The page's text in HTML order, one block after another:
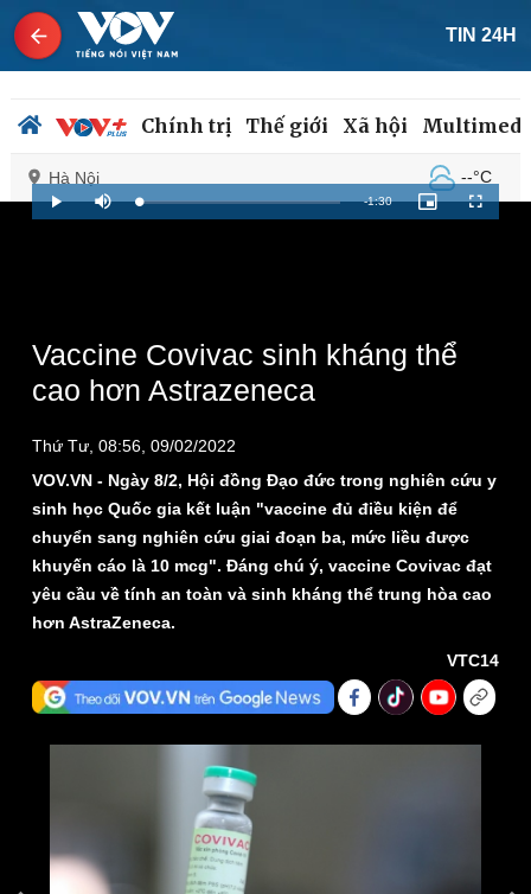
TIN 24H
Chính trị Thế giới Xã hội
Hà Nội --°C
Tổ chức nhân sự
Quốc hội
Nhận diện sự thật
Dự báo thời tiết
Giáo dục
Dấu ấn VOV
Quan sát
Cuộc sống đó đây
Play Mute Loaded:
0%
Remaining
-1:30
Picture-
in-
Fullscreen
Vaccine Covivac sinh kháng thể
cao hơn Astrazeneca
Thứ Tư, 08:56, 09/02/2022
VOV.VN - Ngày 8/2, Hội đồng Đạo đức trong nghiên cứu y
sinh học Quốc gia kết luận "vaccine đủ điều kiện để
chuyển sang nghiên cứu giai đoạn ba, mức liều được
khuyến cáo là 10 mcg". Đáng chú ý, vaccine Covivac đạt
yêu cầu về tính an toàn và sinh kháng thể trung hòa cao
hơn AstraZeneca.
VTC14